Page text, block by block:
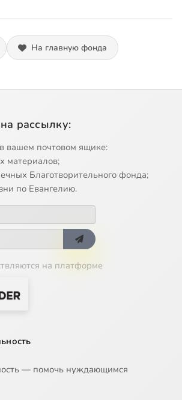
На главную фонда
рассылку:
вашем почтовом ящике:
материалов;
Благотворительного фонда;
по Евангелию.
на платформе
— помочь нуждающимся